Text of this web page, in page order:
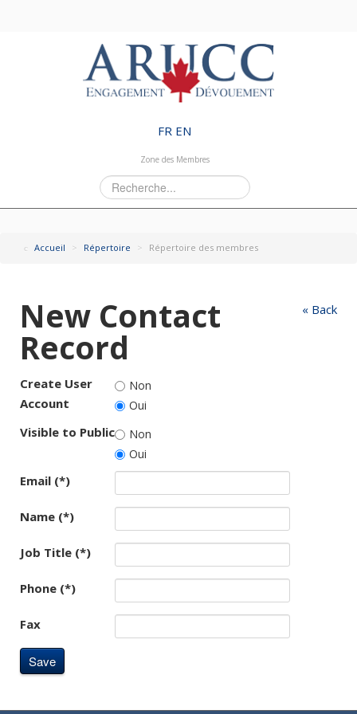
FR EN
Zone des Membres
Rechercher
Accueil > Répertoire > Répertoire des membres
« Back
New Contact
Record
Create User
Account
Non
Oui
Visible to Public
Non
Oui
Email (*)
Name (*)
Job Title (*)
Phone (*)
Fax
Save